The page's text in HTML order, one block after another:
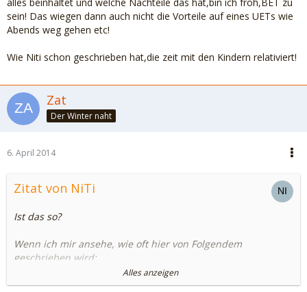
sein! Das wiegen dann auch nicht die Vorteile auf eines UETs wie
Abends weg gehen etc!
Wie Niti schon geschrieben hat,die zeit mit den Kindern relativiert!
Zat
Der Winter naht
6. April 2014
Zitat von NiTi
Ist das so?
Wenn ich mir ansehe, wie oft hier von Folgendem
geschrieben wird:
UET zahlt keinen Unterhalt, holt Kind nach Lust und Laune
Alles anzeigen